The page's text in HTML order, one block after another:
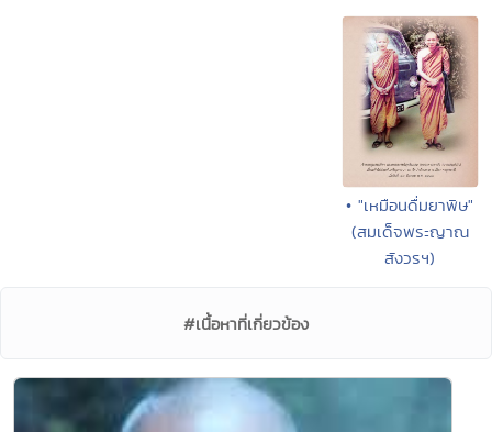
• "เหมือนดื่มยาพิษ"
(สมเด็จพระญาณ
สังวรฯ)
#เนื้อหาที่เกี่ยวข้อง